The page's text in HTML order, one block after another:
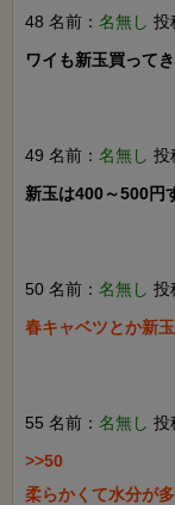
48 名前： 名無し 投
ワイも新玉買って
49 名前： 名無し 投
新玉は400～500円
50 名前： 名無し 投
春キャベツとか新
55 名前： 名無し 投
>>50
柔らかくて水分が